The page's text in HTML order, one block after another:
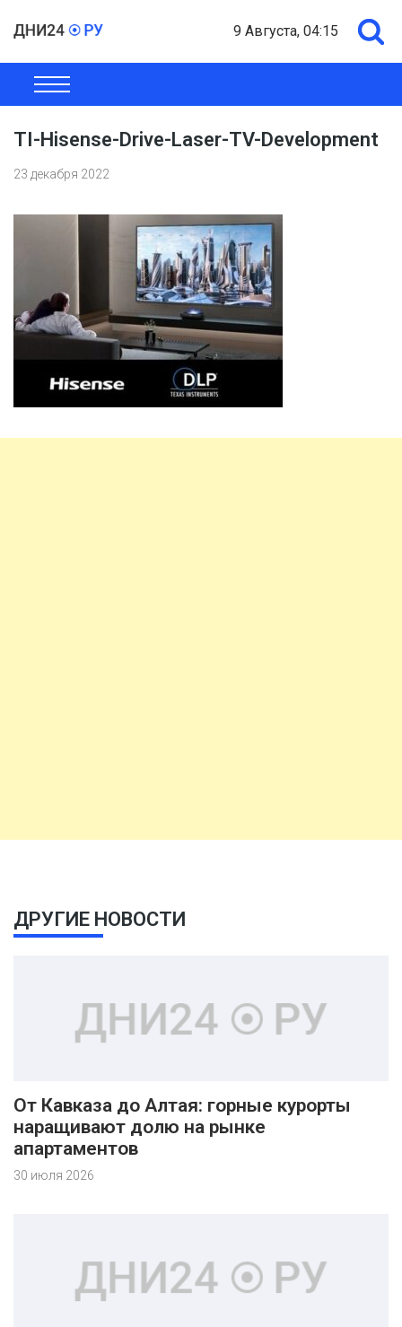
9 Августа, 04:15
ОБЩЕСТВО
TI-Hisense-Drive-Laser-TV-Development
23 декабря 2022
ДРУГИЕ НОВОСТИ
От Кавказа до Алтая: горные курорты
наращивают долю на рынке
апартаментов
30 июля 2026